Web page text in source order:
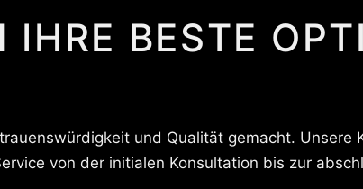
BESTE
und Qualität gemacht. Unsere
von der initialen Konsultation bis zur